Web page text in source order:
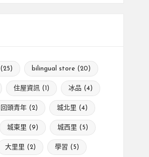
(25) bilingual store(20)
住屋資訊(1) 冰品 (4)
回頭青年(2) 城北里 (4)
城東里 (9) 城西里 (5)
大里里 (2) 學習 (5)